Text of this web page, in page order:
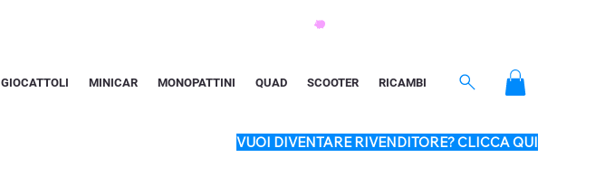
GIOCATTOLI MINICAR MONOPATTINI QUAD SCOOTER RICAMBI
VUOI DIVENTARE RIVENDITORE? CLICCA QUI